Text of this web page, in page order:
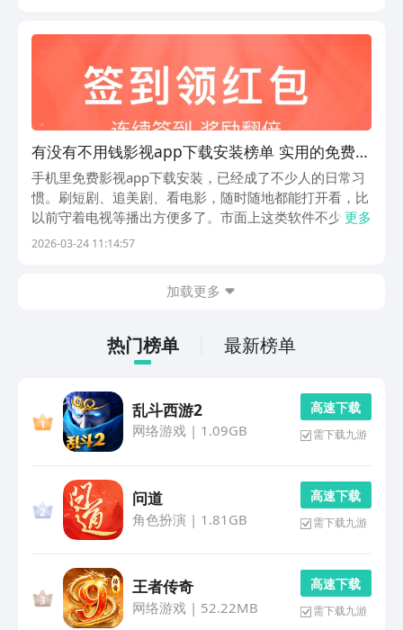
有没有不用钱影视app下载安装榜单 实用的免费影
视app下载安装分享
手机里免费影视app下载安装，已经成了不少人的日常习
惯。刷短剧、追美剧、看电影，随时随地都能打开看，比
以前守着电视等播出方便多了。市面上这类软件不少，但
质量参差不齐，小编整理了几款在豌豆荚平台收录的免费
更多
2026-03-24 11:14:57
加载更多
热门榜单 最新榜单
乱斗西游2
网络游戏| 1.09GB
高 速 下 载
需下载九游
问道
角色扮演 | 1.81GB
高 速 下 载
需下载九游
王者传奇
网络游戏| 52.22MB
高 速 下 载
需下载九游